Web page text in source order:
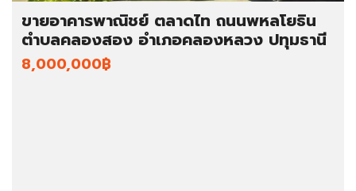
ขายอาคารพาณิชย์ ตลาดไท ถนนพหลโยธิน
ตำบลคลองสอง อำเภอคลองหลวง ปทุมธานี
8,000,000฿